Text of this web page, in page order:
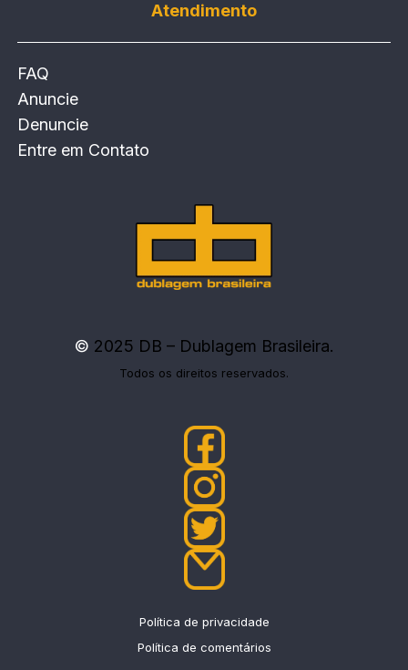
Atendimento
FAQ
Anuncie
Denuncie
Entre em Contato
© 2025 DB – Dublagem Brasileira.
Todos os direitos reservados.
Política de privacidade
Política de comentários